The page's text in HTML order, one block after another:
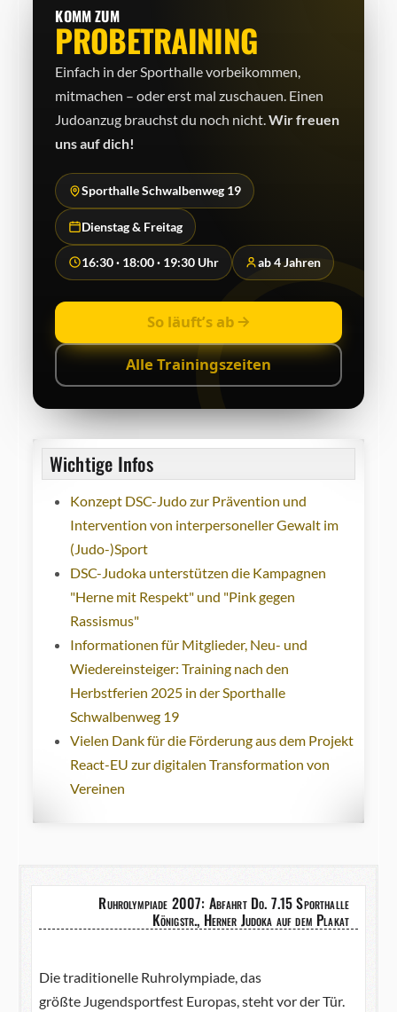
KOMM ZUM
PROBETRAINING
Einfach in der Sporthalle vorbeikommen,
mitmachen – oder erst mal zuschauen. Einen
Judo­anzug brauchst du noch nicht.Wir freuen
uns auf dich!
Sporthalle Schwalbenweg 19
Dienstag & Freitag
16:30 · 18:00 · 19:30 Uhr ab 4 Jahren
So läuft’s ab
Alle Trainingszeiten
Wichtige Infos
Konzept DSC-Judo zur Prävention und
Intervention von interpersoneller Gewalt im
(Judo-)Sport
DSC-Judoka unterstützen die Kampagnen
"Herne mit Respekt" und "Pink gegen
Rassismus"
Informationen für Mitglieder, Neu- und
Wiedereinsteiger: Training nach den
Herbstferien 2025 in der Sporthalle
Schwalbenweg 19
Vielen Dank für die Förderung aus dem Projekt
React-EU zur digitalen Transformation von
Vereinen
Ruhrolympiade 2007: Abfahrt Do. 7.15 Sporthalle
Königstr., Herner Judoka auf dem Plakat
Die traditionelle Ruhrolympiade, das
größte Jugendsportfest Europas, steht vor der Tür.